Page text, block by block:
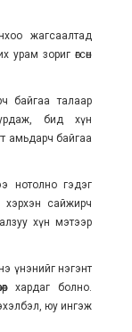
жагсаалтад
зориг өгсөн
байгаа талаар
бид хүн
амьдарч байгаа
нотолно гэдэг
сайжирч
хүн мэтээр
үнэнийг нэгэнт
хардаг болно.
юу ингэж